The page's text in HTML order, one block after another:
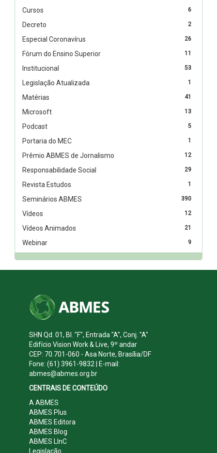
6
Cursos
2
Decreto
26
Especial Coronavírus
11
Fórum do Ensino Superior
53
Institucional
1
Legislação Atualizada
41
Matérias
13
Microsoft
5
Podcast
1
Portaria do MEC
12
Prêmio ABMES de Jornalismo
29
Responsabilidade Social
1
Revista Estudos
390
Seminários ABMES
12
Vídeos
21
Vídeos Animados
9
Webinar
SHN Qd. 01, Bl. "F", Entrada "A", Conj. "A"
Edifício Vision Work & Live, 9º andar
CEP: 70.701-060 - Asa Norte, Brasília/DF
Fone: (61) 3961-9832 | E-mail:
abmes@abmes.org.br
CENTRAIS DE CONTEÚDO
A ABMES
ABMES Plus
ABMES Editora
ABMES Blog
ABMES LInC
Legislação